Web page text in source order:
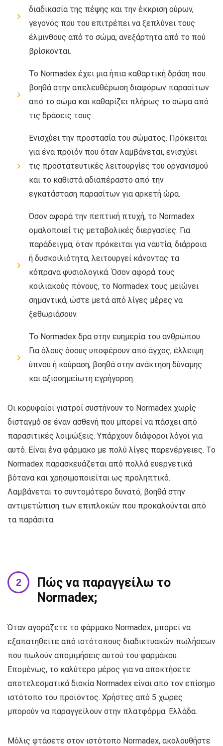
διαδικασία της πέψης και την έκκριση ούρων,
γεγονός που του επιτρέπει να ξεπλύνει τους
έλμινθους από το σώμα, ανεξάρτητα από το πού
βρίσκονται.
Το Normadex έχει μια ήπια καθαρτική δράση που
βοηθά στην απελευθέρωση διαφόρων παρασίτων
από το σώμα και καθαρίζει πλήρως το σώμα από
τις δράσεις τους.
Ενισχύει την προστασία του σώματος. Πρόκειται
για ένα προϊόν που όταν λαμβάνεται, ενισχύει
τις προστατευτικές λειτουργίες του οργανισμού
και το καθιστά αδιαπέραστο από την
εγκατάσταση παρασίτων για αρκετή ώρα.
Όσον αφορά την πεπτική πτυχή, το Normadex
ομαλοποιεί τις μεταβολικές διεργασίες. Για
παράδειγμα, όταν πρόκειται για ναυτία, διάρροια
ή δυσκοιλιότητα, λειτουργεί κάνοντας τα
κόπρανα φυσιολογικά. Όσον αφορά τους
κοιλιακούς πόνους, το Normadex τους μειώνει
σημαντικά, ώστε μετά από λίγες μέρες να
ξεθωριάσουν.
Το Normadex δρα στην ευημερία του ανθρώπου.
Για όλους όσους υποφέρουν από άγχος, έλλειψη
ύπνου ή κούραση, βοηθά στην ανάκτηση δύναμης
και αξιοσημείωτη εγρήγορση.
Οι κορυφαίοι γιατροί συστήνουν το Normadex χωρίς
δισταγμό σε έναν ασθενή που μπορεί να πάσχει από
παρασιτικές λοιμώξεις. Υπάρχουν διάφοροι λόγοι για
αυτό. Είναι ένα φάρμακο με πολύ λίγες παρενέργειες. Το
Normadex παρασκευάζεται από πολλά ευεργετικά
βότανα και χρησιμοποιείται ως προληπτικό.
Λαμβάνεται το συντομότερο δυνατό, βοηθά στην
αντιμετώπιση των επιπλοκών που προκαλούνται από
τα παράσιτα.
Πώς να παραγγείλω το
Normadex;
Όταν αγοράζετε το φάρμακο Normadex, μπορεί να
εξαπατηθείτε από ιστότοπους διαδικτυακών πωλήσεων
που πωλούν απομιμήσεις αυτού του φαρμάκου.
Επομένως, το καλύτερο μέρος για να αποκτήσετε
αποτελεσματικά δισκία Normadex είναι από τον επίσημο
ιστότοπο του προϊόντος. Χρήστες από 5 χώρες
μπορούν να παραγγείλουν στην πλατφόρμα: Ελλάδα.
Μόλις φτάσετε στον ιστότοπο Normadex, ακολουθήστε